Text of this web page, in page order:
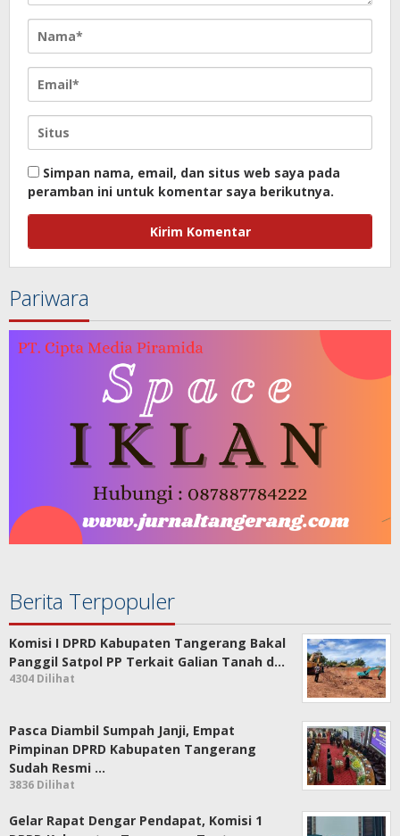
Simpan nama, email, dan situs web saya pada
peramban ini untuk komentar saya berikutnya.
Pariwara
Berita Terpopuler
Komisi I DPRD Kabupaten Tangerang Bakal
Panggil Satpol PP Terkait Galian Tanah d…
4304 Dilihat
Pasca Diambil Sumpah Janji, Empat
Pimpinan DPRD Kabupaten Tangerang
Sudah Resmi …
3836 Dilihat
Gelar Rapat Dengar Pendapat, Komisi 1